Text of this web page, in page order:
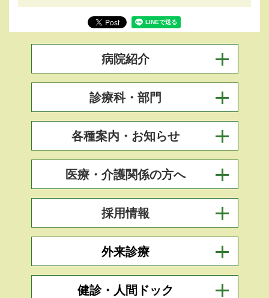
病院紹介
診療科・部門
各種案内・お知らせ
医療・介護関係の方へ
採用情報
外来診療
健診・人間ドック